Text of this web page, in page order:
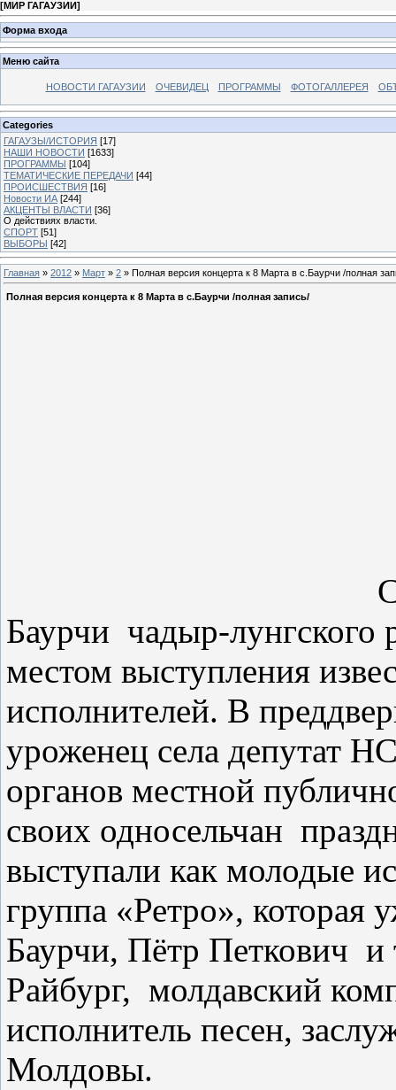
[МИР ГАГАУЗИИ]
Форма входа
Меню сайта
НОВОСТИ ГАГАУЗИИ ОЧЕВИДЕЦ ПРОГРАММЫ ФОТОГАЛЛЕРЕЯ
Categories
ГАГАУЗЫ/ИСТОРИЯ [17]
НАШИ НОВОСТИ [1633]
ПРОГРАММЫ [104]
ТЕМАТИЧЕСКИЕ ПЕРЕДАЧИ [44]
ПРОИСШЕСТВИЯ [16]
Новости ИА [244]
АКЦЕНТЫ ВЛАСТИ [36]
О действиях власти.
СПОРТ [51]
ВЫБОРЫ [42]
Главная » 2012 » Март » 2 » Полная версия концерта к 8 Марта в с.Баурчи /полная
Полная версия концерта к 8 Марта в с.Баурчи /полная запись/
Баурчи чадыр-лунгского
местом выступления
исполнителей. В
уроженец села депутат
органов местной
своих односельчан
выступали как молодые
группа «Ретро», которая
Баурчи, Пётр Петкович и
Райбург, молдавский
исполнитель песен,
Молдовы.